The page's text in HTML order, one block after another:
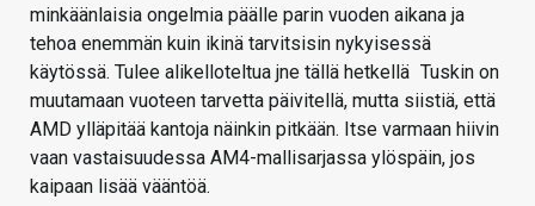
minkäänlaisia ongelmia päälle parin vuoden aikana ja
tehoa enemmän kuin ikinä tarvitsisin nykyisessä
käytössä. Tulee alikelloteltua jne tällä hetkellä Tuskin on
muutamaan vuoteen tarvetta päivitellä, mutta siistiä, että
AMD ylläpitää kantoja näinkin pitkään. Itse varmaan hiivin
vaan vastaisuudessa AM4-mallisarjassa ylöspäin, jos
kaipaan lisää vääntöä.